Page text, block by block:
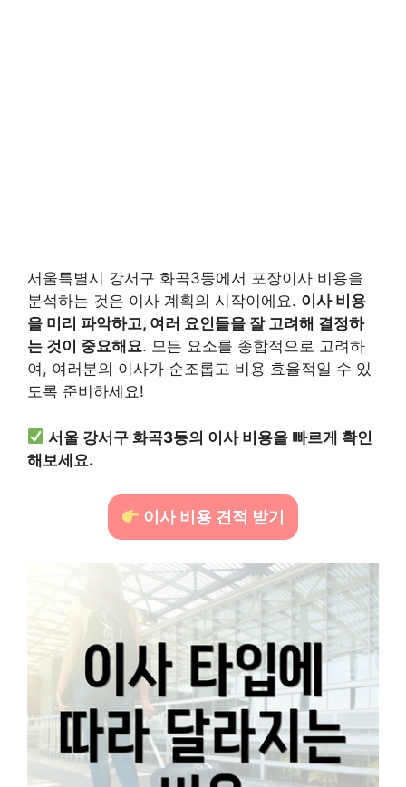
서울특별시 강서구 화곡3동에서 포장이사 비용을
분석하는 것은 이사 계획의 시작이에요. 이사 비용
을 미리 파악하고, 여러 요인들을 잘 고려해 결정하
는 것이 중요해요. 모든 요소를 종합적으로 고려하
여, 여러분의 이사가 순조롭고 비용 효율적일 수 있
도록 준비하세요!
서울 강서구 화곡3동의 이사 비용을 빠르게 확인
해보세요.
이사 비용 견적 받기